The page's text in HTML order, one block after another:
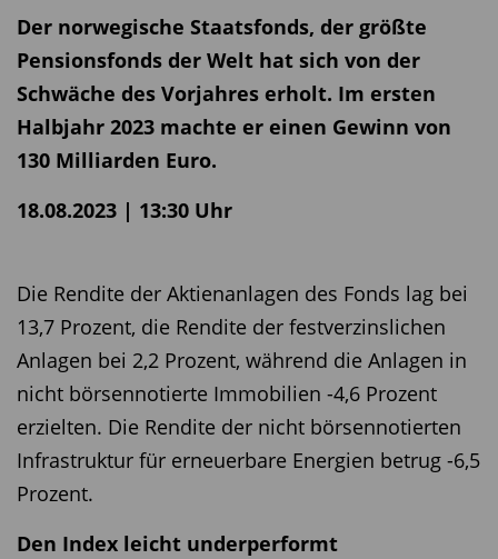
Der norwegische Staatsfonds, der größte
Pensionsfonds der Welt hat sich von der
Schwäche des Vorjahres erholt. Im ersten
Halbjahr 2023 machte er einen Gewinn von
130 Milliarden Euro.
18.08.2023 | 13:30 Uhr
Die Rendite der Aktienanlagen des Fonds lag bei
13,7 Prozent, die Rendite der festverzinslichen
Anlagen bei 2,2 Prozent, während die Anlagen in
nicht börsennotierte Immobilien -4,6 Prozent
erzielten. Die Rendite der nicht börsennotierten
Infrastruktur für erneuerbare Energien betrug -6,5
Prozent.
Den Index leicht underperformt